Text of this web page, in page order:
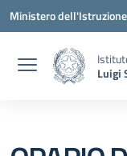
Vai ai contenuti
Vai al menu di
Vai al footer
Ministero
Luigi